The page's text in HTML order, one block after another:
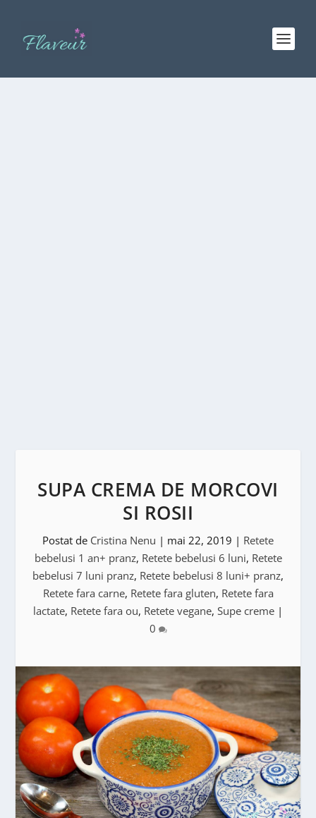
SUPA CREMA DE MORCOVI
SI ROSII
Postat de Cristina Nenu | mai 22, 2019 | Retete
bebelusi 1 an+ pranz, Retete bebelusi 6 luni, Retete
bebelusi 7 luni pranz, Retete bebelusi 8 luni+ pranz,
Retete fara carne, Retete fara gluten, Retete fara
lactate, Retete fara ou, Retete vegane, Supe creme |
0